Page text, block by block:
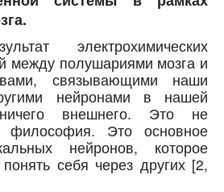
электрохимических
между полушариями мозга и
связывающими наши
нейронами в нашей
внешнего. Это не
философия. Это основное
нейронов, которое
себя через других [2,